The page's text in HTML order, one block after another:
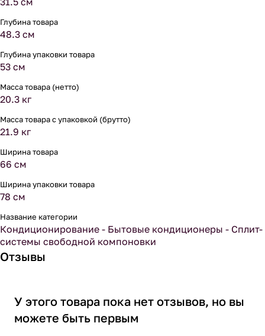
Глубина товара
48.3 см
Глубина упаковки товара
53 см
Масса товара (нетто)
20.3 кг
Масса товара с упаковкой (брутто)
21.9 кг
Ширина товара
66 см
Ширина упаковки товара
78 см
Название категории
Кондиционирование - Бытовые кондиционеры - Сплит-
системы свободной компоновки
Отзывы
У этого товара пока нет отзывов, но вы
можете быть первым